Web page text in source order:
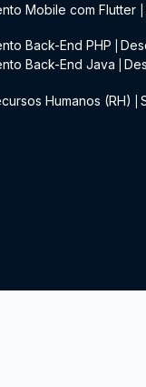
Mobile com Flutter
Back-End PHP
Back-End Java
Humanos (RH)